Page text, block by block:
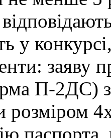
у
заяву
П-2ДС) з
розміром